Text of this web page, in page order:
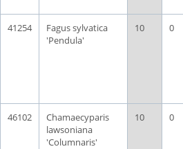
41254
Fagus sylvatica
'Pendula'
10 0
46102
Chamaecyparis
lawsoniana
'Columnaris'
10 0